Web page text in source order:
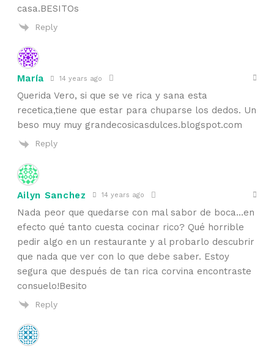
casa.BESITOs
Reply
María 14 years ago
Querida Vero, si que se ve rica y sana esta
recetica,tiene que estar para chuparse los dedos. Un
beso muy muy grandecosicasdulces.blogspot.com
Reply
Ailyn Sanchez 14 years ago
Nada peor que quedarse con mal sabor de boca…en
efecto qué tanto cuesta cocinar rico? Qué horrible
pedir algo en un restaurante y al probarlo descubrir
que nada que ver con lo que debe saber. Estoy
segura que después de tan rica corvina encontraste
consuelo!Besito
Reply